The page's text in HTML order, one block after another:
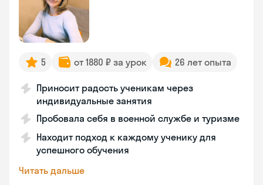
5 от 1880 ₽ за урок 26 лет опыта
Приносит радость ученикам через
индивидуальные занятия
Пробовала себя в военной службе и туризме
Находит подход к каждому ученику для
успешного обучения
Читать дальше